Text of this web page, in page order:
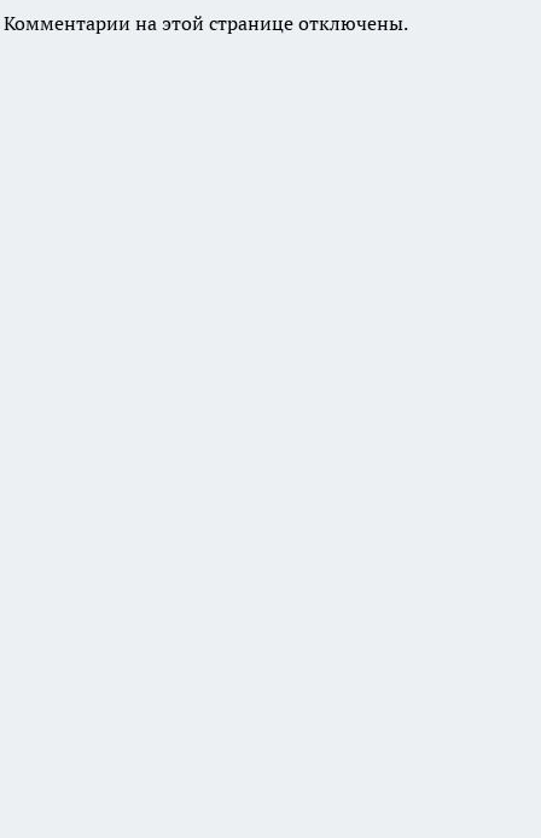
Комментарии на этой странице отключены.